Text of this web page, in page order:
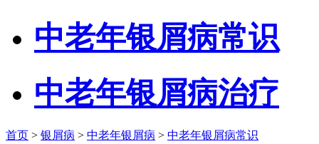
中老年银屑病常识
中老年银屑病治疗
首页 > 银屑病 > 中老年银屑病 > 中老年银屑病常识